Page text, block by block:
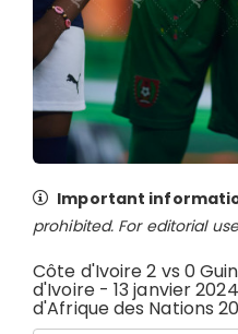
Important
prohibited. For editorial
Côte d'Ivoire 2 vs 0
d'Ivoire - 13 janvier
d'Afrique des Nations